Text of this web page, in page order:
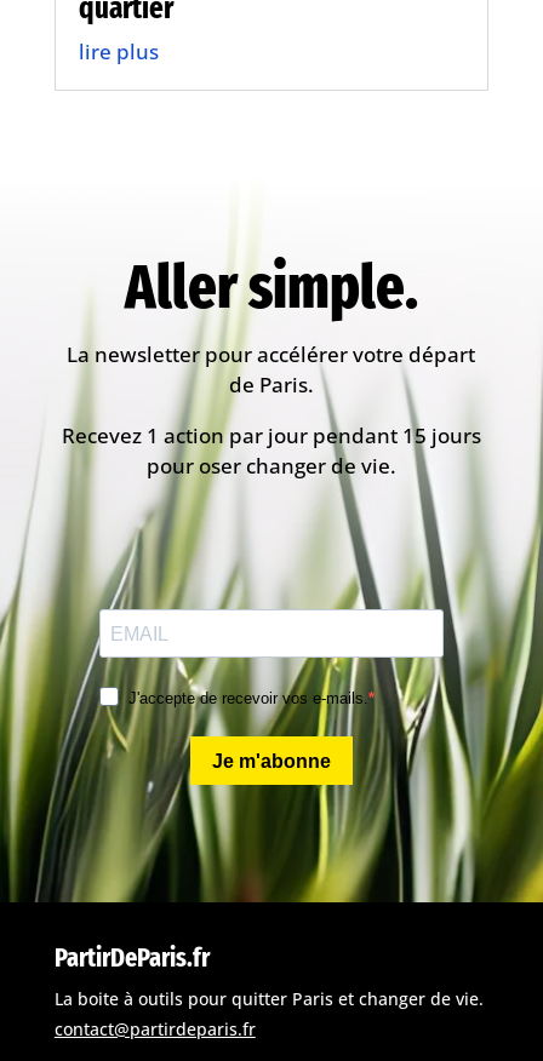
quartier
lire plus
Aller simple.
La newsletter pour accélérer votre départ
de Paris.
Recevez 1 action par jour pendant 15 jours
pour oser changer de vie.
J'accepte de recevoir vos e-mails.
Je m'abonne
PartirDeParis.fr
La boite à outils pour quitter Paris et changer de vie.
contact@partirdeparis.fr